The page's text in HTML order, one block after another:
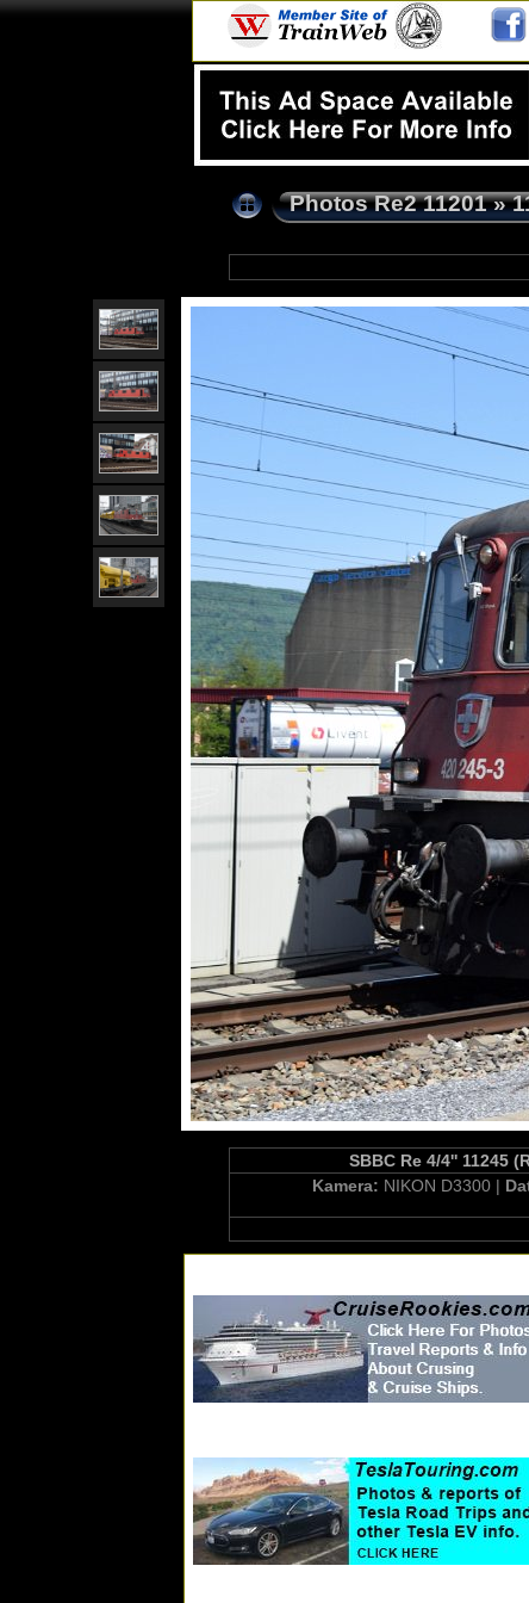
Photos Re2 11201»
SBBC Re 4/4'' 11245
Kamera: NIKON D3300 |